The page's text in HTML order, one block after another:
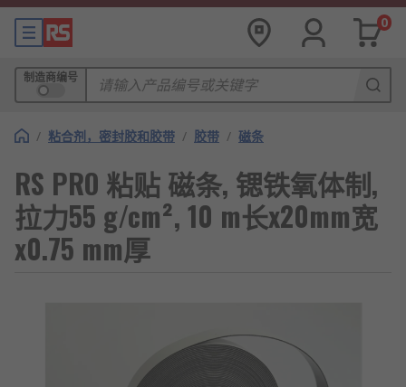
0
制造商编号
/ 粘合剂，密封胶和胶带 / 胶带 / 磁条
RS PRO 粘贴 磁条, 锶铁氧体制,
拉力55 g/cm², 10 m长x20mm宽
x0.75 mm厚